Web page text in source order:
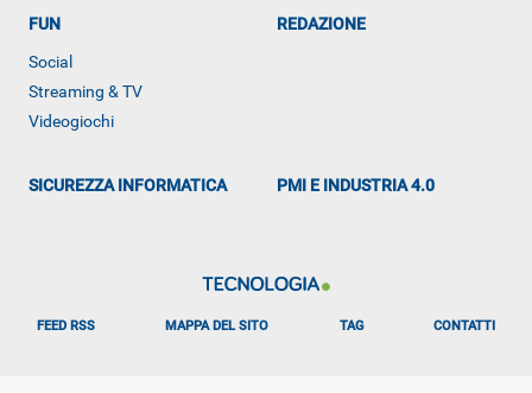
FUN
Social
Streaming & TV
Videogiochi
REDAZIONE
SICUREZZA INFORMATICA PMI E INDUSTRIA 4.0
FEED RSS MAPPA DEL SITO TAG CONTATTI